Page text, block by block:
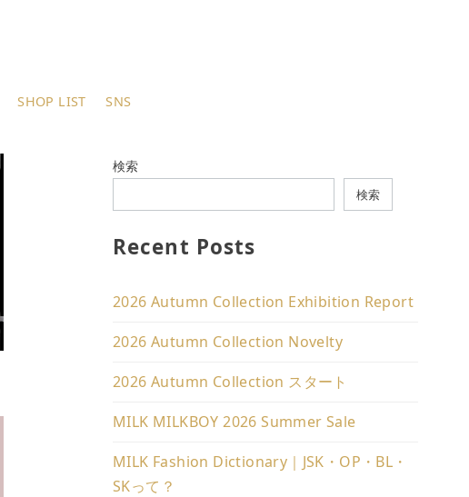
SHOP LIST SNS
検索
検索
Recent Posts
2026 Autumn Collection Exhibition Report
2026 Autumn Collection Novelty
2026 Autumn Collection スタート
MILK MILKBOY 2026 Summer Sale
MILK Fashion Dictionary｜JSK・OP・BL・
SKって？